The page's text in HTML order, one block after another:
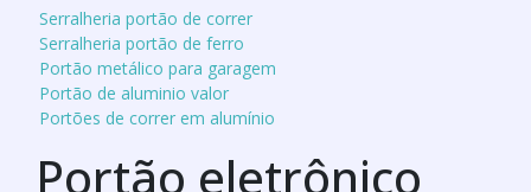
Serralheria portão de correr
Serralheria portão de ferro
Portão metálico para garagem
Portão de aluminio valor
Portões de correr em alumínio
Portão eletrônico